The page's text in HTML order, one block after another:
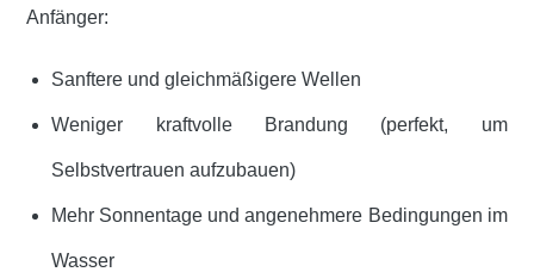
Anfänger:
Sanftere und gleichmäßigere Wellen
Weniger kraftvolle Brandung (perfekt, um
Selbstvertrauen aufzubauen)
Mehr Sonnentage und angenehmere Bedingungen im
Wasser